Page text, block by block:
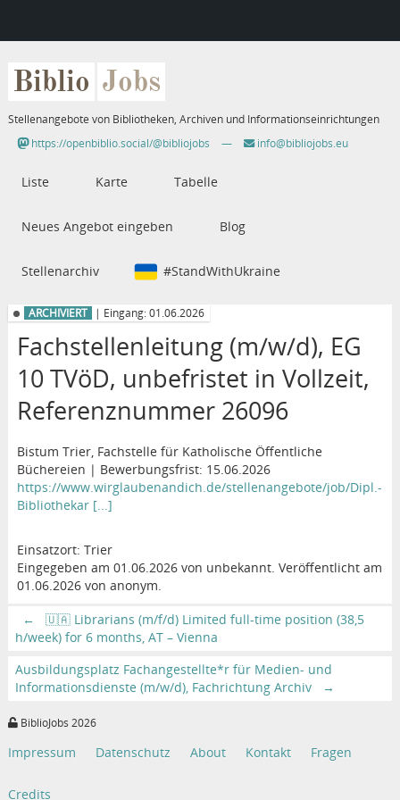
Biblio Jobs
Stellenangebote von Bibliotheken, Archiven und Informationseinrichtungen
https://openbiblio.social/@bibliojobs
— info@bibliojobs.eu
Liste Karte Tabelle
Neues Angebot eingeben Blog
Stellenarchiv #StandWithUkraine
ARCHIVIERT | Eingang: 01.06.2026
Fachstellenleitung (m/w/d), EG
10 TVöD, unbefristet in Vollzeit,
Referenznummer 26096
Bistum Trier, Fachstelle für Katholische Öffentliche
Büchereien | Bewerbungsfrist: 15.06.2026
https://www.wirglaubenandich.de/stellenangebote/job/Dipl.-
Bibliothekar [...]
Einsatzort: Trier
Eingegeben am 01.06.2026 von unbekannt. Veröffentlicht am
01.06.2026 von anonym.
←
🇺🇦 Librarians (m/f/d) Limited full-time position (38,5
h/week) for 6 months, AT – Vienna
Ausbildungsplatz Fachangestellte*r für Medien- und
Informationsdienste (m/w/d), Fachrichtung Archiv
→
BiblioJobs 2026
Impressum Datenschutz About Kontakt Fragen
Credits